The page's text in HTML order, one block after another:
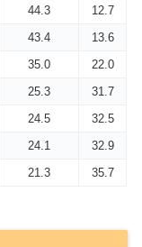
44.3
12.7
43.4
13.6
35.0
22.0
25.3
31.7
24.5
32.5
24.1
32.9
21.3 35.7